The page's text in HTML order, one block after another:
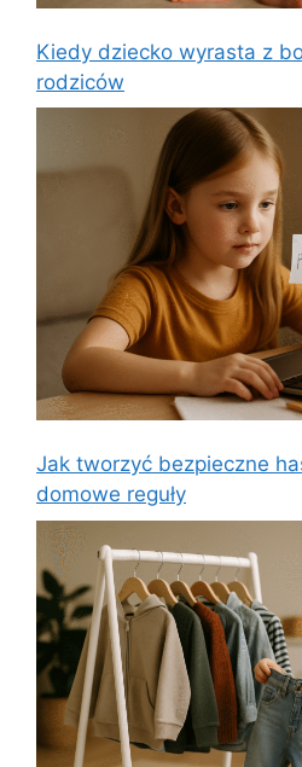
Kiedy dziecko wyrasta z
rodziców
Jak tworzyć bezpieczne
domowe reguły